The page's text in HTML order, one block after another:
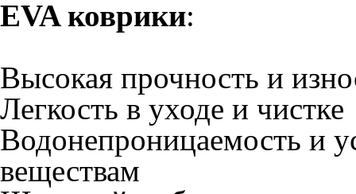
Выбор подходящего
предпочтений и условий
коврики идеальны для
поездок, так как они
устойчивостью к износу.